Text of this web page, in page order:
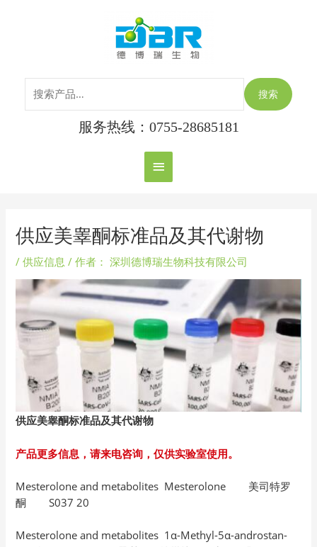
主
菜
单
搜索
服务热线：0755-28685181
供应美睾酮标准品及其代谢物
/供应信息 / 作者： 深圳德博瑞生物科技有限公司
供应美睾酮标准品及其代谢物
产品更多信息，请来电咨询，仅供实验室使用。
Mesterolone and metabolites Mesterolone 美司特罗
酮 S037 20
Mesterolone and metabolites 1α-Methyl-5α-androstan-